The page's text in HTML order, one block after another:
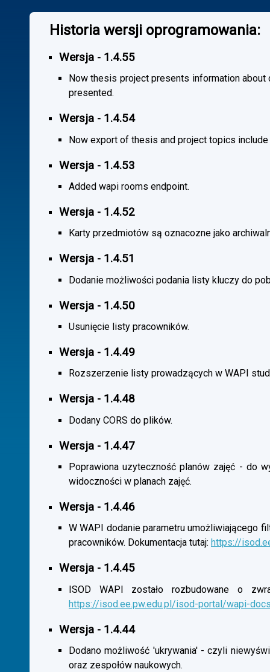
Historia wersji oprogramowania:
Wersja - 1.4.55
Now thesis project presents information
presented.
Wersja - 1.4.54
Now export of thesis and project topics
Wersja - 1.4.53
Added wapi rooms endpoint.
Wersja - 1.4.52
Karty przedmiotów są oznacozne jako
Wersja - 1.4.51
Dodanie możliwości podania listy kluczy do
Wersja - 1.4.50
Usunięcie listy pracowników.
Wersja - 1.4.49
Rozszerzenie listy prowadzących w WAPI
Wersja - 1.4.48
Dodany CORS do plików.
Wersja - 1.4.47
Poprawiona uzyteczność planów zajęć - do
widoczności w planach zajęć.
Wersja - 1.4.46
W WAPI dodanie parametru umożliwiającego
pracowników. Dokumentacja tutaj: https://
Wersja - 1.4.45
ISOD WAPI zostało rozbudowane o
https://isod.ee.pw.edu.pl/isod-portal/wapi-
Wersja - 1.4.44
Dodano możliwość 'ukrywania' - czyli
oraz zespołów naukowych.